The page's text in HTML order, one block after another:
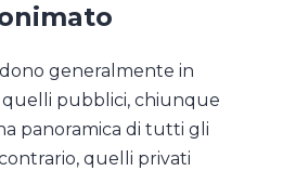
generalmente in
pubblici, chiunque
panoramica di tutti gli
quelli privati